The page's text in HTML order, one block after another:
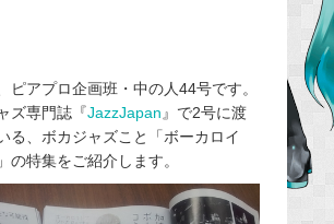
ピアプロ企画班・中の人44号です。
ズ専門誌『JazzJapan』で2号に渡
る、ボカジャズこと「ボーカロイ
の特集をご紹介します。